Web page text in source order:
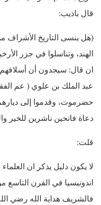
قال باذيب:
(هل ينسى التاريخ
الهند، وتناسلوا في جزر
ان قال: سيجدون أن
عبد الملك بن علوي ( عم
حضرموت، وقدموا إلى
دعاة فاتحين ناشرين للخير
قلت:
لا يكون دليل يذكر ان العلماء
اندونيسيا في القرن التاسع
فالشريف هداية الله رضي